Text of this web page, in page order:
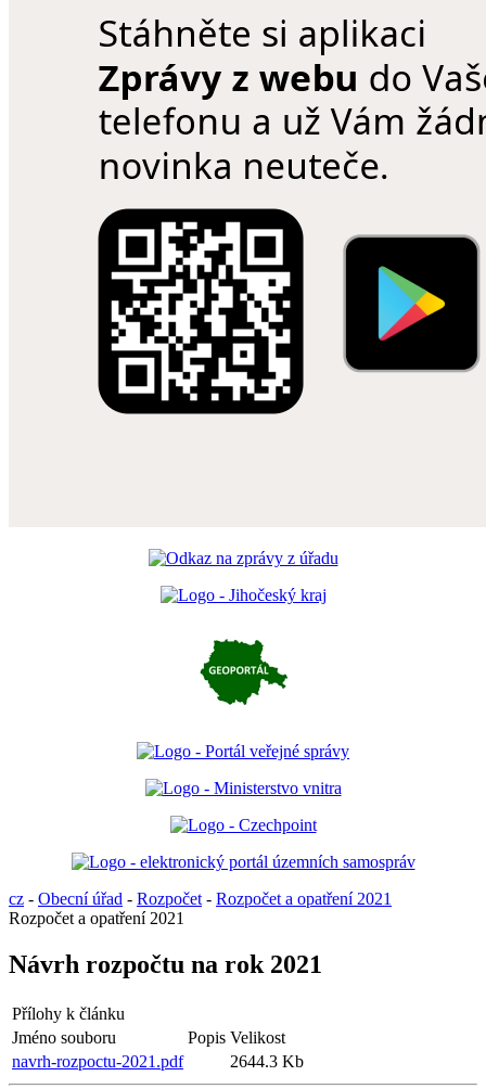
cz - Obecní úřad - Rozpočet - Rozpočet a opatření 2021
Rozpočet a opatření 2021
Návrh rozpočtu na rok 2021
Přílohy k článku
Jméno souboru
Popis Velikost
navrh-rozpoctu-2021.pdf
2644.3 Kb